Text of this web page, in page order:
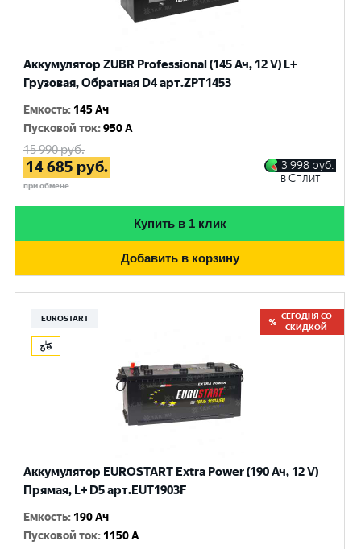
Аккумулятор ZUBR Professional (145 Ач, 12 V) L+
Грузовая, Обратная D4 арт.ZPT1453
Емкость: 145 Ач
Пусковой ток:950 A
15 990руб.
14 685 руб.
при обмене
3 998 руб.
в Сплит
Купить в 1 клик
Добавить в корзину
EUROSTART
СЕГОДНЯ СО
СКИДКОЙ
Аккумулятор EUROSTART Extra Power (190 Ач, 12 V)
Прямая, L+ D5 арт.EUT1903F
Емкость: 190 Ач
Пусковой ток: 1150 A